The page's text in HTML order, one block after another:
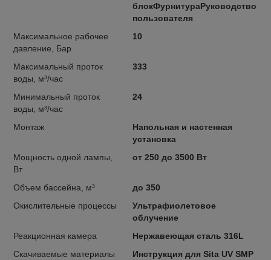
блокФурнитураРуководство
пользователя
Максимальное рабочее
давление, Бар
10
Максимальный проток
воды, м³/час
333
Минимальный проток
воды, м³/час
24
Монтаж
Напольная и настенная
установка
Мощность одной лампы,
Вт
от 250 до 3500 Вт
Объем бассейна, м³
до 350
Окислительные процессы
Ультрафиолетовое
облучение
Реакционная камера
Нержавеющая сталь 316L
Скачиваемые материалы
Инструкция для Sita UV SMP